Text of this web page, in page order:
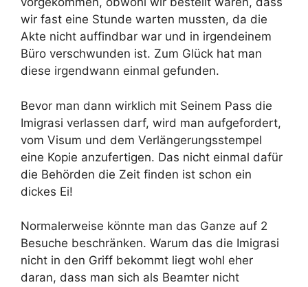
wir fast eine Stunde warten mussten, da die
Akte nicht auffindbar war und in irgendeinem
Büro verschwunden ist. Zum Glück hat man
diese irgendwann einmal gefunden.
Bevor man dann wirklich mit Seinem Pass die
Imigrasi verlassen darf, wird man aufgefordert,
vom Visum und dem Verlängerungsstempel
eine Kopie anzufertigen. Das nicht einmal dafür
die Behörden die Zeit finden ist schon ein
dickes Ei!
Normalerweise könnte man das Ganze auf 2
Besuche beschränken. Warum das die Imigrasi
nicht in den Griff bekommt liegt wohl eher
daran, dass man sich als Beamter nicht